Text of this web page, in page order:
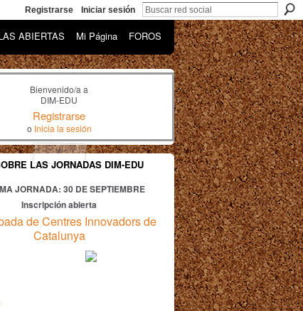
Registrarse Iniciar sesión
ABIERTAS Mi Página FOROS
Bienvenido/a a
DIM-EDU
Registrarse
o Inicia la sesión
LAS JORNADAS DIM-EDU
JORNADA: 30 DE SEPTIEMBRE
Inscripción abierta
de Centres Innovadors de
Catalunya